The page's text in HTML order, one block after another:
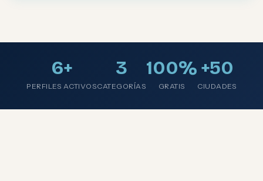
6+
PERFILES ACTIVOS
3
CATEGORÍAS
100%
GRATIS
+50
CIUDADES